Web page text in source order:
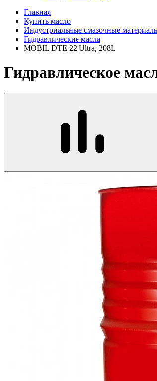
Главная
Купить масло
Индустриальные смазочные
Гидравлические масла
MOBIL DTE 22 Ultra, 208L
Гидравлическое